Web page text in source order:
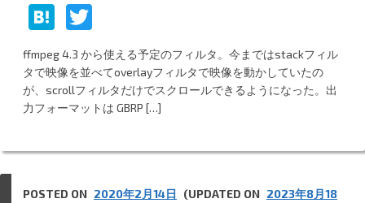
H
at
e
n
w
itt
er
ffmpeg 4.3 から使える予定のフィルタ。今まではstackフィル
タで映像を並べてoverlayフィルタで映像を動かしていたの
が、scrollフィルタだけでスクロールできるようになった。出
力フォーマットは GBRP […]
POSTED ON 2020年2月14日 (UPDATED ON 2023年8月18